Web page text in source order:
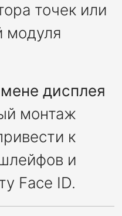
точек или
модуля
дисплея
монтаж
к
и
Face ID.